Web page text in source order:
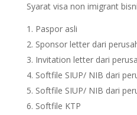
Syarat visa non imigrant
Paspor asli
Sponsor letter dari
Invitation letter dari
Softfile SIUP/ NIB dari
Softfile SIUP/ NIB dari
Softfile KTP